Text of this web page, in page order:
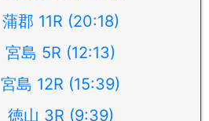
蒲郡 11R (20:18)
宮島 5R (12:13)
宮島 12R (15:39)
徳山 3R (9:39)